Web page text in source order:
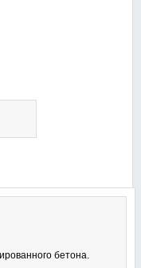
бетона.